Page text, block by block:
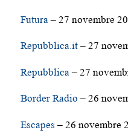
Futura – 27 novembre
Repubblica.it– 27
Repubblica– 27
Border Radio – 26
Escapes – 26 novembre